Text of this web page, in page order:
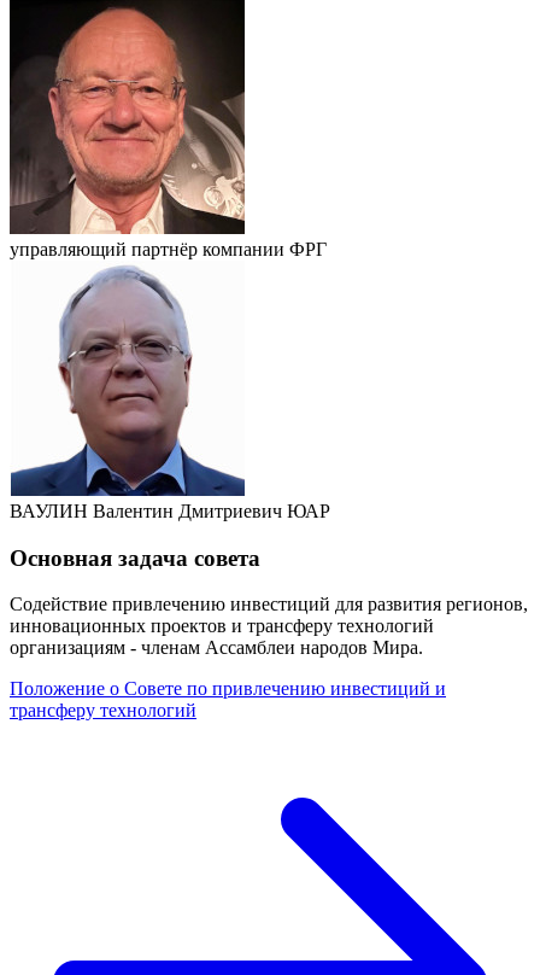
управляющий партнёр компании ФРГ
ВАУЛИН Валентин Дмитриевич ЮАР
Основная задача совета
Содействие привлечению инвестиций для развития регионов,
инновационных проектов и трансферу технологий
организациям - членам Ассамблеи народов Мира.
Положение о Совете по привлечению инвестиций и
трансферу технологий